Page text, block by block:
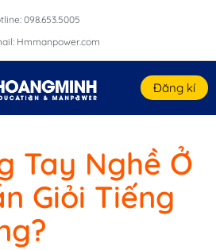
098.653.5005
Hmmanpower.com
Đăng kí
Tay Nghề Ở
Giỏi Tiếng